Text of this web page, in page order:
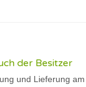
der Besitzer
und Lieferung